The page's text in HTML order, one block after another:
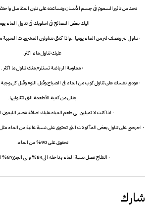
تحد من تاثير السموم فى جسم الأنسان وتساعده على تلين المفاصل
اليك بعض النصائح فى اسلوبك فى تناول الماء
· تناولى لتر ونصف لتر من الماء يوميا ..واذا كنتى تتناولين المشروبات
عليك تناول ماء اكثر.
· ممارسة الرياضة تستلزم منك تناول ما اكثر .
· عودى نفسك على تناول كوب من الماء فى الصباح وقبل النوم وقبل كل وجبة
يقلل من كمية الأطعمة التى تتناوليها.
· اذا كنت لا تميلين الى طعم المياه عليك اضافة عصير الليمون
· احرصى على تناول بعض المأكولات التى تحتوى على نسبة عالية من الماء
تحتوى على 90% من الماء.
· التفاح تصل نسبة الماء بداخله الى84% والى الجزر87% الزبادى75%.
شارك